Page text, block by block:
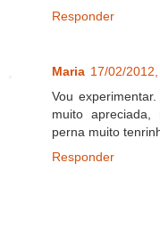
Responder
Maria 17/02/
Vou
muito
perna muito
Responder